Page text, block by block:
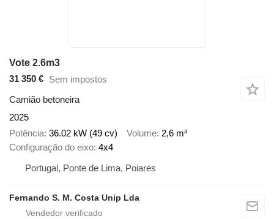
Vote 2.6m3
31 350 € Sem impostos
Camião betoneira
2025
Potência 36.02 kW (49 cv) Volume 2,6 m³
Configuração do eixo 4x4
Portugal, Ponte de Lima, Poiares
Fernando S. M. Costa Unip Lda